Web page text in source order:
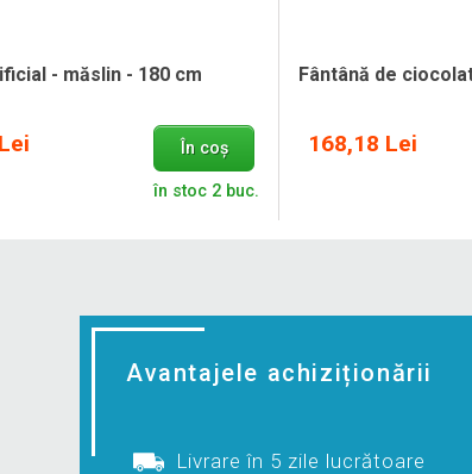
- măslin - 180 cm
În coș
în stoc 2 buc.
Fântână de
168,18 Lei
Avantajele achiziționării
Livrare în 5 zile lucrătoare